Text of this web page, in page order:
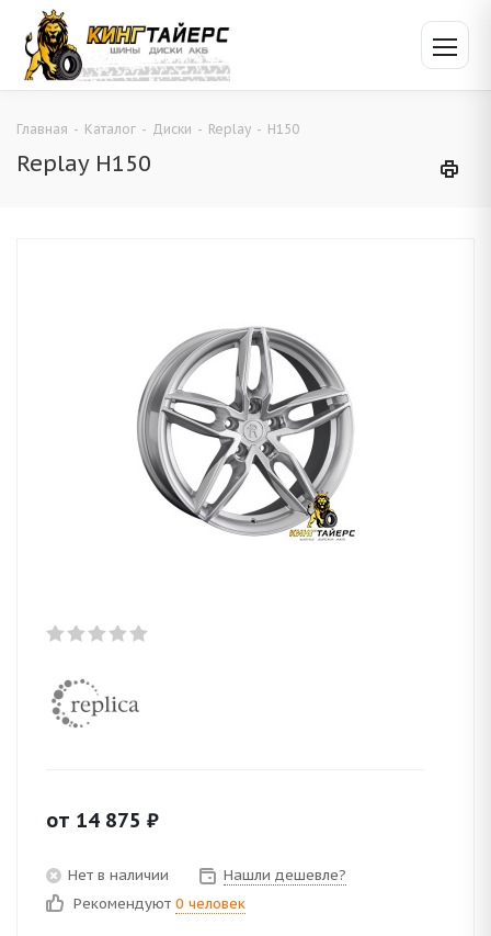
Главная - Каталог - Диски - Replay - H150
Replay H150
от 14 875 ₽
Нет в наличии
Нашли дешевле?
Рекомендуют 0 человек